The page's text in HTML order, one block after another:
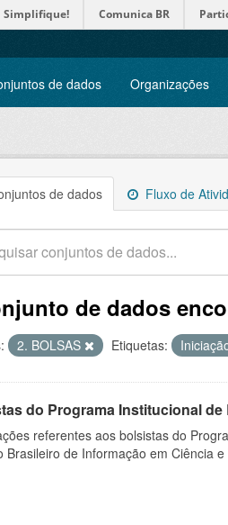
Simplifique! Comunica BR
de dados Organizações
de dados Fluxo de
de dados
2. BOLSAS Etiquetas:
do Programa Institucional
referentes aos bolsistas do
Brasileiro de Informação em Ciência